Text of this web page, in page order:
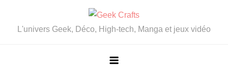
content
L'univers Geek, Déco, High-tech, Manga et jeux vidéo